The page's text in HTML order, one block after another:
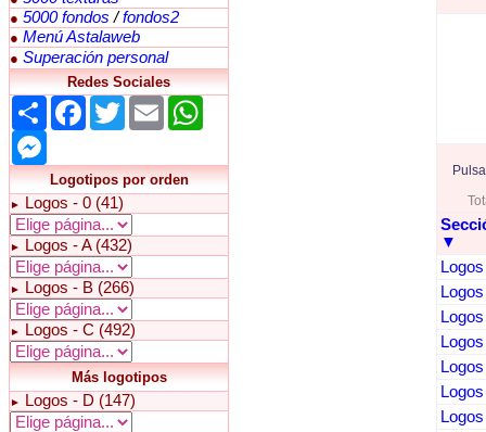
● 5000 fondos /fondos2
● Menú Astalaweb
● Superación personal
Redes Sociales
Share Facebook
TwitterEmail
Logotipos por orden
► Logos - 0 (41)
► Logos - A (432)
► Logos - B (266)
► Logos - C (492)
Más logotipos
► Logos - D (147)
▼